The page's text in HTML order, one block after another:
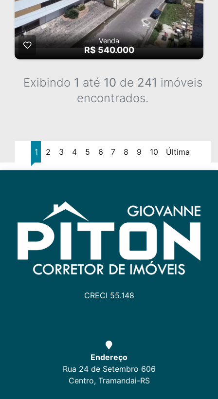
Venda
R$ 540.000
Exibindo 1 até 10 de 241 imóveis
encontrados.
1 2 3 4 5 6 7 8 9 10 Última
CRECI 55.148
Endereço
Rua 24 de Setembro 606
Centro, Tramandai-RS